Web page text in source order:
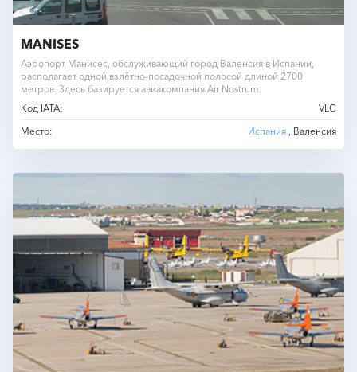
MANISES
Аэропорт Манисес, обслуживающий город Валенсия в Испании,
располагает одной взлётно-посадочной полосой длиной 2700
метров. Здесь базируется авиакомпания Air Nostrum.
Код IATA:
VLC
Место:
Испания , Валенсия